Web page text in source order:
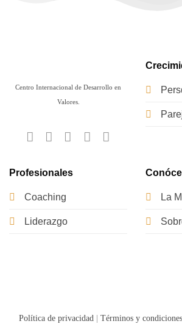
Centro Internacional de Desarrollo en
Valores.
Profesionales
Coaching
Liderazgo
La
Política de privacidad | Términos y condiciones